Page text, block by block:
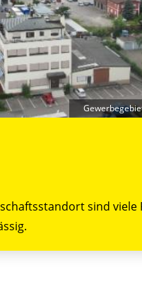
sind viele